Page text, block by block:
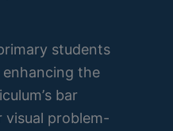
students
bar
visual problem-